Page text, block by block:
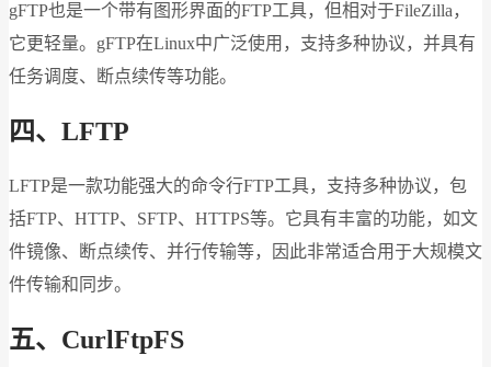
gFTP也是一个带有图形界面的FTP工具，但相对于FileZilla，
它更轻量。gFTP在Linux中广泛使用，支持多种协议，并具有
任务调度、断点续传等功能。
四、LFTP
LFTP是一款功能强大的命令行FTP工具，支持多种协议，包
括FTP、HTTP、SFTP、HTTPS等。它具有丰富的功能，如文
件镜像、断点续传、并行传输等，因此非常适合用于大规模文
件传输和同步。
五、CurlFtpFS